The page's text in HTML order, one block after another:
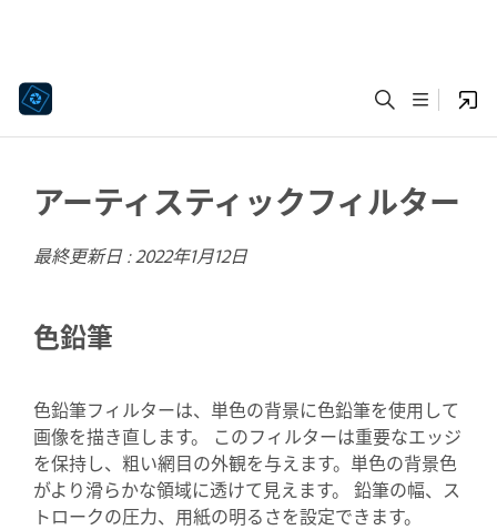
アーティスティックフィルター
最終更新日 :2022年1月12日
色鉛筆
色鉛筆フィルターは、単色の背景に色鉛筆を使用して
画像を描き直します。 このフィルターは重要なエッジ
を保持し、粗い網目の外観を与えます。単色の背景色
がより滑らかな領域に透けて見えます。 鉛筆の幅、ス
トロークの圧力、用紙の明るさを設定できます。